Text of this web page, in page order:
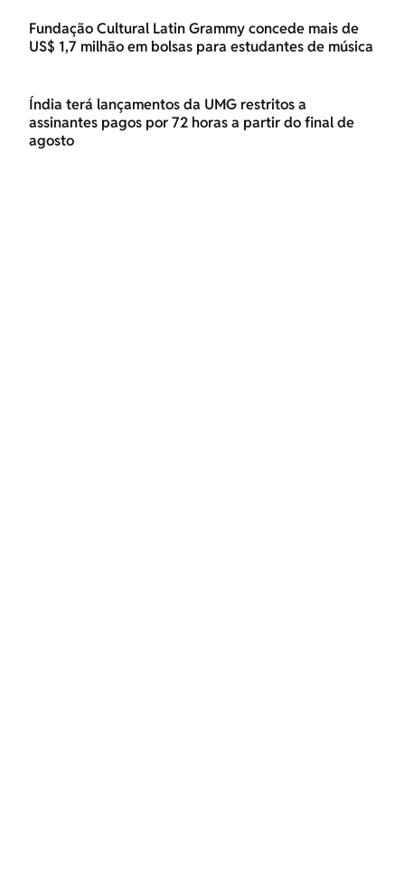
Fundação Cultural Latin Grammy concede mais de
US$ 1,7 milhão em bolsas para estudantes de música
Índia terá lançamentos da UMG restritos a
assinantes pagos por 72 horas a partir do final de
agosto